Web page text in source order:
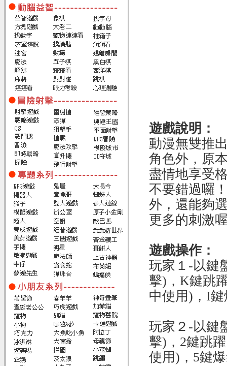
遊戲說明：
動漫無雙推
角色外，原
盡情地享受
不要錯過囉
外，還能夠
更多的刺激
遊戲操作：
玩家１-以鍵
擊)，K鍵跳
中使用)，I
玩家２-以鍵
擊)，2鍵跳
使用)，5鍵